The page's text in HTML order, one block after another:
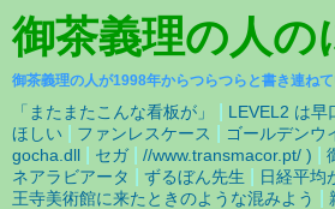
御茶義理の人の
御茶義理の人が1998年からつらつらと書き連ね
「またまたこんな看板が」 LEVEL2 は早
ほしい
ファンレスケース
ゴールデンウ
gocha.dll
セガ //www.transmacor.pt/ )
ネアラビアータ
ずるぼん先生
日経平均
王寺美術館に来たときのような混みよう